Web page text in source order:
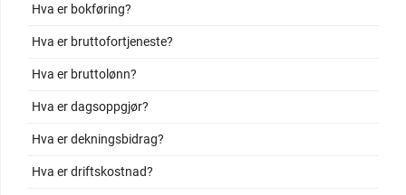
Hva er bokføring?
Hva er bruttofortjeneste?
Hva er bruttolønn?
Hva er dagsoppgjør?
Hva er dekningsbidrag?
Hva er driftskostnad?